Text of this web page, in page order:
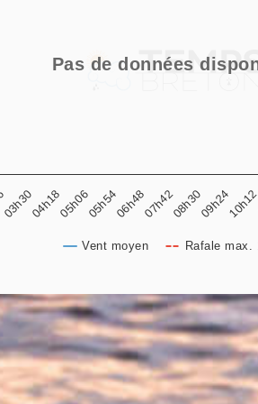
X axis displaying categories.
Y axis displaying Vitesse (km/h).
Pas de données
Vent moyen Rafale max.
03h3004h1805h0605h5406h4807h4208h3009h24